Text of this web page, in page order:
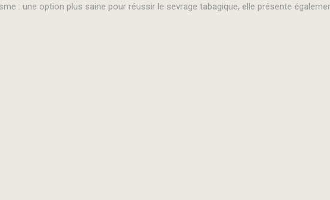
: une option plus saine pour réussir le sevrage tabagique, elle présente